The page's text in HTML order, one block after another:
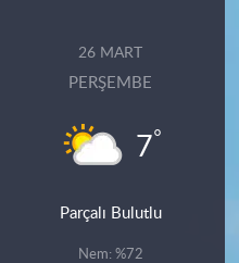
26 MART
PERŞEMBE
7°
Parçalı Bulutlu
Nem: %72